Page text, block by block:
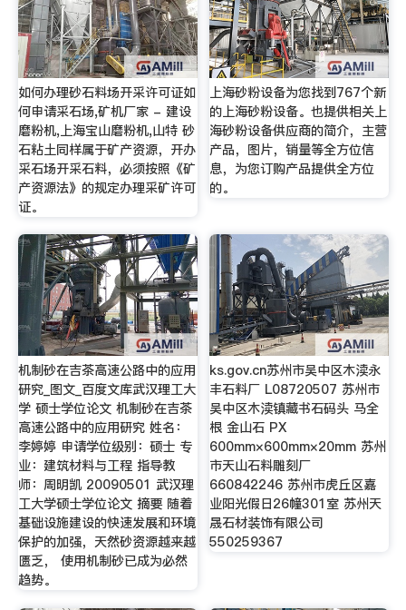
如何办理砂石料场开采许可证如
何申请采石场,矿机厂家 - 建设
磨粉机,上海宝山磨粉机,山特 砂
石粘土同样属于矿产资源，开办
采石场开采石料，必须按照《矿
产资源法》的规定办理采矿许可
证。
上海砂粉设备为您找到767个新
的上海砂粉设备。也提供相关上
海砂粉设备供应商的简介，主营
产品，图片，销量等全方位信
息，为您订购产品提供全方位
的。
机制砂在吉茶高速公路中的应用
研究_图文_百度文库武汉理工大
学 硕士学位论文 机制砂在吉茶
高速公路中的应用研究 姓名：
李婷婷 申请学位级别：硕士 专
业：建筑材料与工程 指导教
师：周明凯 20090501 武汉理
工大学硕士学位论文 摘要 随着
基础设施建设的快速发展和环境
保护的加强，天然砂资源越来越
匮乏， 使用机制砂已成为必然
趋势。
ks.gov.cn苏州市吴中区木渎永
丰石料厂 L08720507 苏州市
吴中区木渎镇藏书石码头 马全
根 金山石 PX
600mm×600mm×20mm 苏州
市天山石料雕刻厂
660842246 苏州市虎丘区嘉
业阳光假日26幢301室 苏州天
晟石材装饰有限公司
550259367